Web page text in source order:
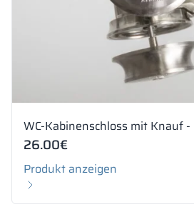
WC-Kabinenschloss mit Knauf -
26.00€
Produkt anzeigen